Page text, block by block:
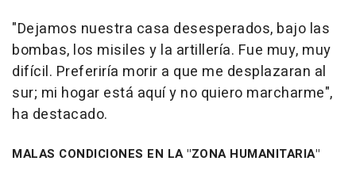
"Dejamos nuestra casa desesperados, bajo las
bombas, los misiles y la artillería. Fue muy, muy
difícil. Preferiría morir a que me desplazaran al
sur; mi hogar está aquí y no quiero marcharme",
ha destacado.
MALAS CONDICIONES EN LA "ZONA HUMANITARIA"